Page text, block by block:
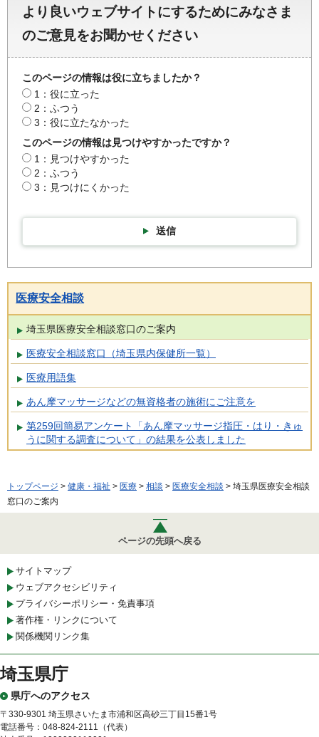
より良いウェブサイトにするためにみなさま
のご意見をお聞かせください
このページの情報は役に立ちましたか？
1：役に立った
2：ふつう
3：役に立たなかった
このページの情報は見つけやすかったですか？
1：見つけやすかった
2：ふつう
3：見つけにくかった
送信
医療安全相談
埼玉県医療安全相談窓口のご案内
医療安全相談窓口（埼玉県内保健所一覧）
医療用語集
あん摩マッサージなどの無資格者の施術にご注意を
第259回簡易アンケート「あん摩マッサージ指圧・はり・きゅ
うに関する調査について」の結果を公表しました
トップページ > 健康・福祉 > 医療 > 相談 > 医療安全相談 > 埼玉県医療安全相談
窓口のご案内
ページの先頭へ戻る
サイトマップ
ウェブアクセシビリティ
プライバシーポリシー・免責事項
著作権・リンクについて
関係機関リンク集
埼玉県庁
県庁へのアクセス
〒330-9301 埼玉県さいたま市浦和区高砂三丁目15番1号
電話番号：048-824-2111（代表）